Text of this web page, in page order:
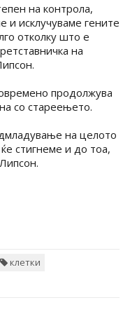
на контрола,
и исклучуваме гените
отколку што е
на
продолжува
со стареењето.
на целото
стигнеме и до тоа,
клетки